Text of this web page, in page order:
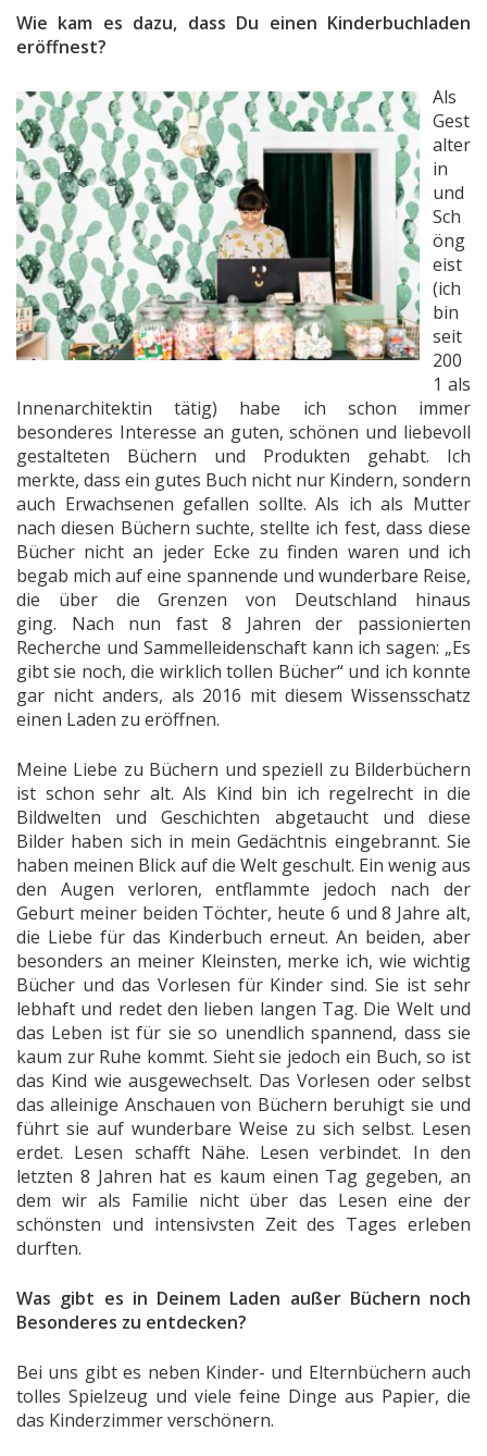
Wie kam es dazu, dass Du einen Kinderbuchladen
eröffnest?
Als
Gest
alter
in
und
Sch
öng
eist
(ich
bin
seit
200
1 als
Innenarchitektin tätig) habe ich schon immer
besonderes Interesse an guten, schönen und liebevoll
gestalteten Büchern und Produkten gehabt. Ich
merkte, dass ein gutes Buch nicht nur Kindern, sondern
auch Erwachsenen gefallen sollte. Als ich als Mutter
nach diesen Büchern suchte, stellte ich fest, dass diese
Bücher nicht an jeder Ecke zu finden waren und ich
begab mich auf eine spannende und wunderbare Reise,
die über die Grenzen von Deutschland hinaus
ging. Nach nun fast 8 Jahren der passionierten
Recherche und Sammelleidenschaft kann ich sagen: „Es
gibt sie noch, die wirklich tollen Bücher“ und ich konnte
gar nicht anders, als 2016 mit diesem Wissensschatz
einen Laden zu eröffnen.
Meine Liebe zu Büchern und speziell zu Bilderbüchern
ist schon sehr alt. Als Kind bin ich regelrecht in die
Bildwelten und Geschichten abgetaucht und diese
Bilder haben sich in mein Gedächtnis eingebrannt. Sie
haben meinen Blick auf die Welt geschult. Ein wenig aus
den Augen verloren, entflammte jedoch nach der
Geburt meiner beiden Töchter, heute 6 und 8 Jahre alt,
die Liebe für das Kinderbuch erneut. An beiden, aber
besonders an meiner Kleinsten, merke ich, wie wichtig
Bücher und das Vorlesen für Kinder sind. Sie ist sehr
lebhaft und redet den lieben langen Tag. Die Welt und
das Leben ist für sie so unendlich spannend, dass sie
kaum zur Ruhe kommt. Sieht sie jedoch ein Buch, so ist
das Kind wie ausgewechselt. Das Vorlesen oder selbst
das alleinige Anschauen von Büchern beruhigt sie und
führt sie auf wunderbare Weise zu sich selbst. Lesen
erdet. Lesen schafft Nähe. Lesen verbindet. In den
letzten 8 Jahren hat es kaum einen Tag gegeben, an
dem wir als Familie nicht über das Lesen eine der
schönsten und intensivsten Zeit des Tages erleben
durften.
Was gibt es in Deinem Laden außer Büchern noch
Besonderes zu entdecken?
Bei uns gibt es neben Kinder- und Elternbüchern auch
tolles Spielzeug und viele feine Dinge aus Papier, die
das Kinderzimmer verschönern.